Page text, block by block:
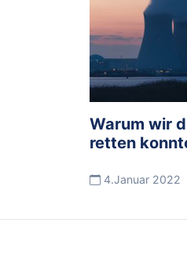
Warum wir
retten
4.Januar 2022